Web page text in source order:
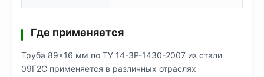
Где применяется
Труба 89×16 мм по ТУ 14-3Р-1430-2007 из стали
09Г2С применяется в различных отраслях